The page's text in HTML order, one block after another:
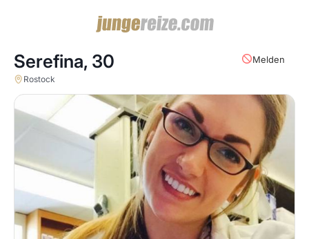
Melden
Serefina, 30
Rostock